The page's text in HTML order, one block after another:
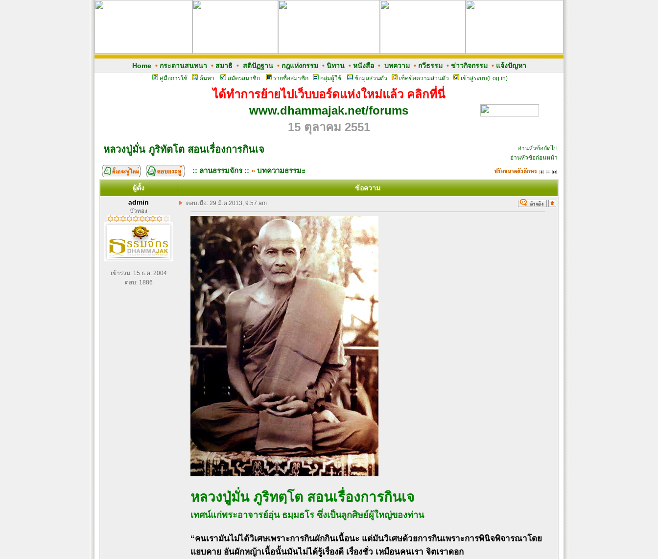
Home• กระดานสนทนา • สมาธิ• สติปัฏฐาน• กฎแห่งกรรม• นิทาน• หนังสือ• บทความ• กวีธรรม• ข่าวกิจกรรม• แจ้งปัญหา
คู่มือการใช้ ค้นหา สมัครสมาชิก รายชื่อสมาชิก กลุ่มผู้ใช้ ข้อมูลส่วนตัว เช็คข้อความส่วนตัว เข้าสู่ระบบ(Log in)
ได้ทำการย้ายไปเว็บบอร์ดแห่งใหม่แล้ว คลิกที่นี่
www.dhammajak.net/forums
15 ตุลาคม 2551
หลวงปู่มั่น ภูริทัตโต สอนเรื่องการกินเจ
อ่านหัวข้อถัดไป
อ่านหัวข้อก่อนหน้า
:: ลานธรรมจักร :: » บทความธรรมะ
ผู้ตั้ง
ข้อความ
admin
บัวทอง
เข้าร่วม: 15 ธ.ค. 2004
ตอบ: 1886
ตอบเมื่อ: 29 มี.ค.2013, 9:57 am
หลวงปู่มั่น ภูริทตฺโต สอนเรื่องการกินเจ
เทศน์แก่พระอาจารย์อุ่น ธมฺมธโร ซึ่งเป็นลูกศิษย์ผู้ใหญ่ของท่าน
“คนเรามันไม่ได้วิเศษเพราะการกินผักกินเนื้อนะ แต่มันวิเศษด้วยการกินเพราะการพินิจพิจารณาโดย
แยบคาย อันผักหญ้าเนื้อนั้นมันไม่ได้รู้เรื่องดี เรื่องชั่ว เหมือนคนเรา จิตเราดอก